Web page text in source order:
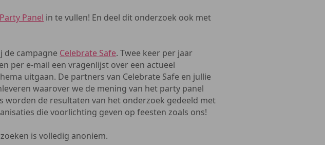
Party Panel in te vullen! En deel dit onderzoek ook met
de campagne Celebrate Safe. Twee keer per jaar
per e-mail een vragenlijst over een actueel
uitgaan. De partners van Celebrate Safe en jullie
waarover we de mening van het party panel
worden de resultaten van het onderzoek gedeeld met
die voorlichting geven op feesten zoals ons!
is volledig anoniem.